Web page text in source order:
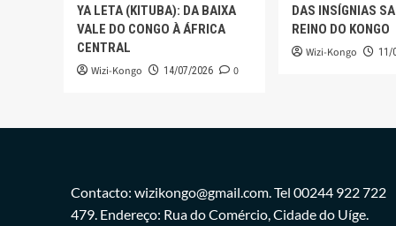
YA LETA (KITUBA): DA BAIXA
VALE DO CONGO À ÁFRICA
CENTRAL
Wizi-Kongo 14/07/2026 0
DAS INSÍGNIAS
REINO DO KONGO
Wizi-Kongo 11/
Contacto: wizikongo@gmail.com. Tel 00244 922 722
479. Endereço: Rua do Comércio, Cidade do Uíge.